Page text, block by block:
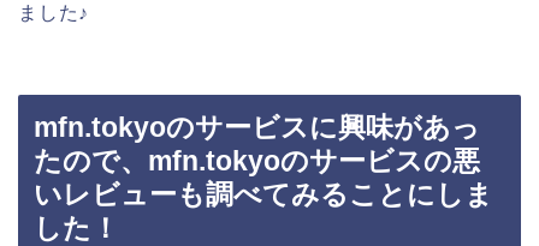
ました♪
mfn.tokyoのサービスに興味があっ
たので、mfn.tokyoのサービスの悪
いレビューも調べてみることにしま
した！